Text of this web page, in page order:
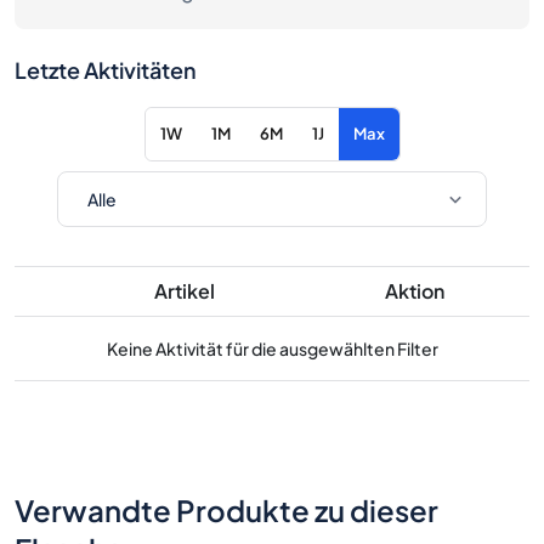
Letzte Aktivitäten
1W 1M 6M 1J Max
Artikel Aktion
Keine Aktivität für die ausgewählten Filter
Verwandte Produkte zu dieser